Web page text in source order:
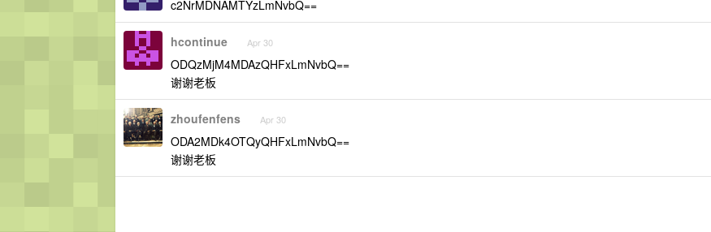
c2NrMDNAMTYzLmNvbQ==
hcontinue Apr 30
ODQzMjM4MDAzQHFxLmNvbQ==
谢谢老板
zhoufenfens Apr 30
ODA2MDk4OTQyQHFxLmNvbQ==
谢谢老板